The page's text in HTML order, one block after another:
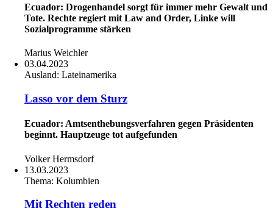
Ecuador: Drogenhandel sorgt für immer mehr Gewalt und
Tote. Rechte regiert mit Law and Order, Linke will
Sozialprogramme stärken
Marius Weichler
03.04.2023
Ausland: Lateinamerika
Lasso vor dem Sturz
Ecuador: Amtsenthebungsverfahren gegen Präsidenten
beginnt. Hauptzeuge tot aufgefunden
Volker Hermsdorf
13.03.2023
Thema: Kolumbien
Mit Rechten reden